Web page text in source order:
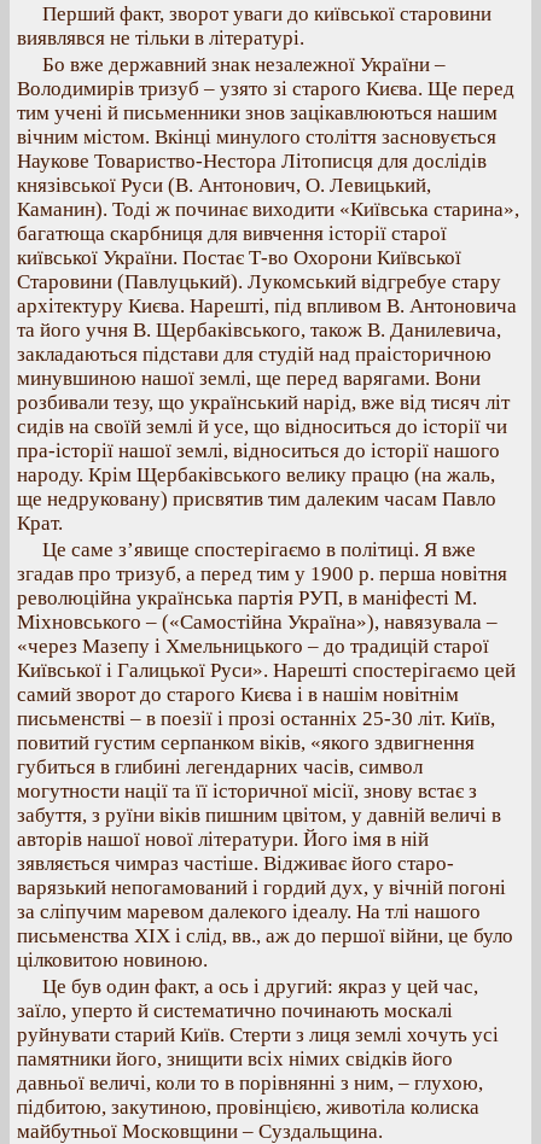
Перший факт, зворот уваги до київської старовини
виявлявся не тільки в літературі.
Бо вже державний знак незалежної України –
Володимирів тризуб – узято зі старого Києва. Ще перед
тим учені й письменники знов зацікавлюються нашим
вічним містом. Вкінці минулого століття засновується
Наукове Товариство-Нестора Літописця для дослідів
князівської Руси (В. Антонович, О. Левицький,
Каманин). Тоді ж починає виходити «Київська старина»,
багатюща скарбниця для вивчення історії старої
київської України. Постає Т-во Охорони Київської
Старовини (Павлуцький). Лукомський відгребуе стару
архітектуру Києва. Нарешті, під впливом В. Антоновича
та його учня В. Щербаківського, також В. Данилевича,
закладаються підстави для студій над праісторичною
минувшиною нашої землі, ще перед варягами. Вони
розбивали тезу, що український нарід, вже від тисяч літ
сидів на своїй землі й усе, що відноситься до історії чи
пра-історії нашої землі, відноситься до історії нашого
народу. Крім Щербаківського велику працю (на жаль,
ще недруковану) присвятив тим далеким часам Павло
Крат.
Це саме з’явище спостерігаємо в політиці. Я вже
згадав про тризуб, а перед тим у 1900 р. перша новітня
революційна українська партія РУП, в маніфесті М.
Міхновського – («Самостійна Україна»), навязувала –
«через Мазепу і Хмельницького – до традицій старої
Київської і Галицької Руси». Нарешті спостерігаємо цей
самий зворот до старого Києва і в нашім новітнім
письменстві – в поезії і прозі останніх 25-30 літ. Київ,
повитий густим серпанком віків, «якого здвигнення
губиться в глибині легендарних часів, символ
могутности нації та її історичної місії, знову встає з
забуття, з руїни віків пишним цвітом, у давній величі в
авторів нашої нової літератури. Його імя в ній
зявляється чимраз частіше. Відживає його старо-
варязький непогамований і гордий дух, у вічній погоні
за сліпучим маревом далекого ідеалу. На тлі нашого
письменства XIX і слід, вв., аж до першої війни, це було
цілковитою новиною.
Це був один факт, а ось і другий: якраз у цей час,
заїло, уперто й систематично починають москалі
руйнувати старий Київ. Стерти з лиця землі хочуть усі
памятники його, знищити всіх німих свідків його
давньої величі, коли то в порівнянні з ним, – глухою,
підбитою, закутиною, провінцією, животіла колиска
майбутньої Московщини – Суздальщина.